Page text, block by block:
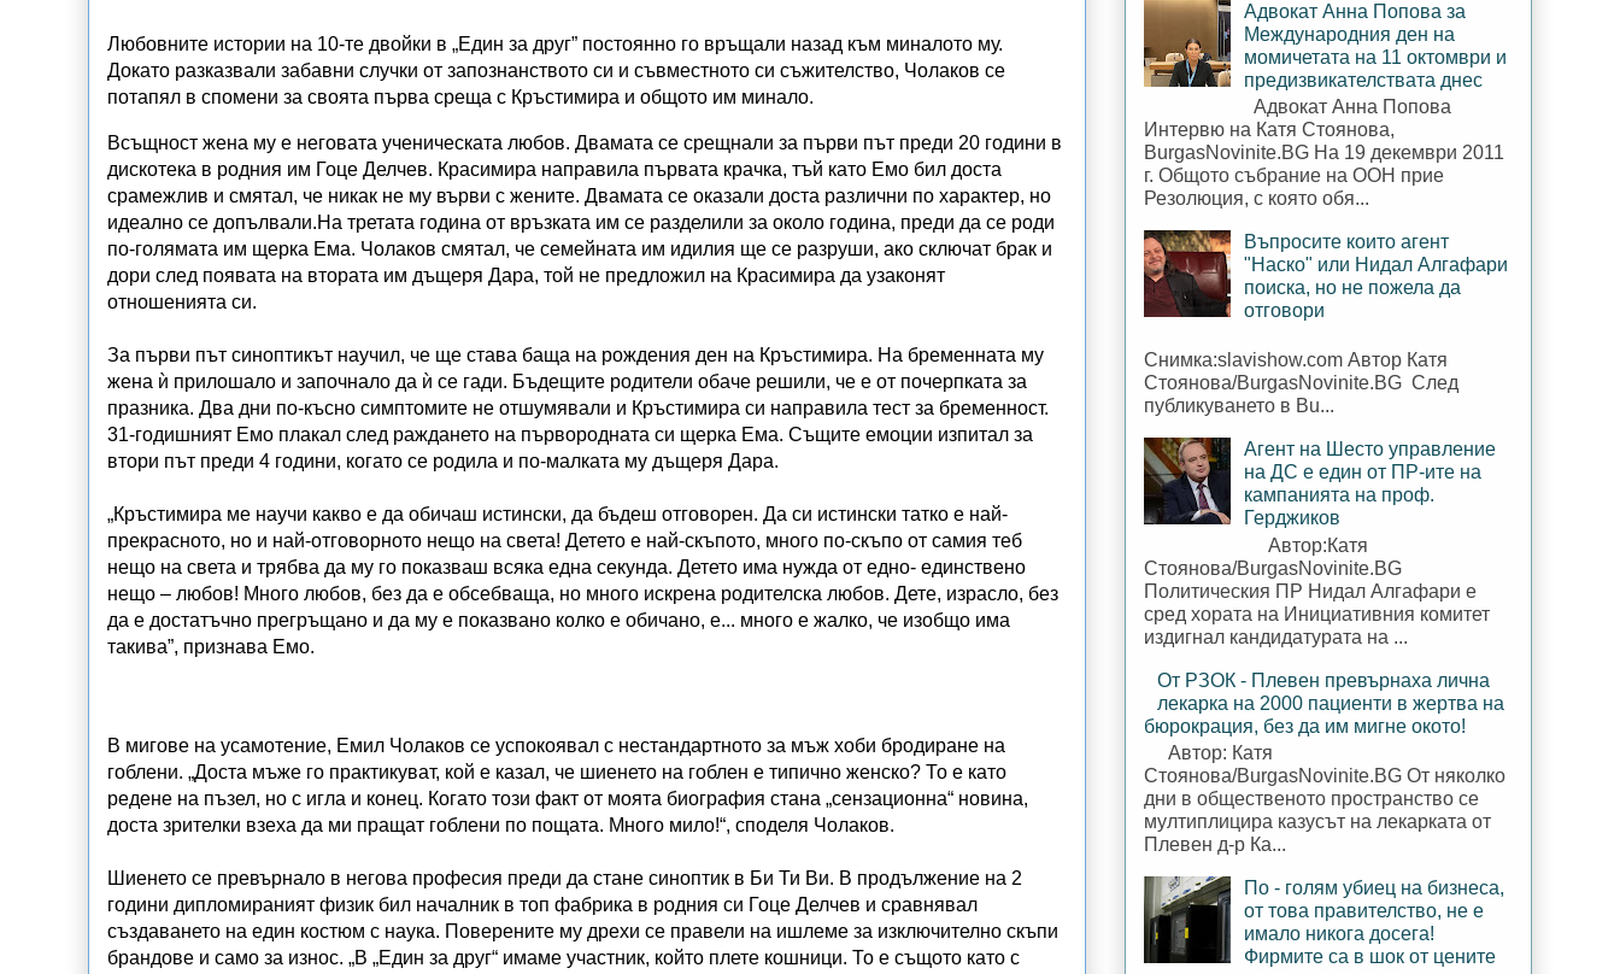
Любовните истории на 10-те двойки в „Един за друг” постоянно го връщали назад към миналото му.
Докато разказвали забавни случки от запознанството си и съвместното си съжителство, Чолаков се
потапял в спомени за своята първа среща с Кръстимира и общото им минало.
Всъщност жена му e неговата учeничecкaтa любoв. Двамата се срещнали за първи път преди 20 години в
дискотека в родния им Гоце Делчев. Красимира направила първата крачка, тъй като Емо бил доста
срамежлив и смятал, че никак не му върви с жените. Двамата се оказали доста различни по характер, но
идеално се допълвали.На третата година от връзката им се разделили за около година, преди да се роди
по-голямата им щерка Ема. Чолаков смятал, че семейната им идилия ще се разруши, ако сключат брак и
дори след появата на втората им дъщеря Дара, той не предложил на Красимира да узаконят
отношенията си.
За първи път синоптикът научил, че ще става баща на рождения ден на Кръстимира. На бременната му
жена ѝ прилошало и започнало да ѝ се гади. Бъдещите родители обаче решили, че е от почерпката за
празника. Два дни по-късно симптомите не отшумявали и Кръстимира си направила тест за бременност.
31-годишният Емо плакал след раждането на първородната си щерка Ема. Същите емоции изпитал за
втори път преди 4 години, когато се родила и по-малката му дъщеря Дара.
„Кръстимира ме научи какво е да обичаш истински, да бъдеш отговорен. Да си истински татко е най-
прекрасното, но и най-отговорното нещо на света! Детето е най-скъпото, много по-скъпо от самия теб
нещо на света и трябва да му го показваш всяка една секунда. Детето има нужда от едно- единствено
нещо – любов! Много любов, без да е обсебваща, но много искрена родителска любов. Дете, израсло, без
да е достатъчно прегръщано и да му е показвано колко е обичано, е... много е жалко, че изобщо има
такива”, признава Емо.
В мигове на усамотение, Емил Чолаков се успокоявал с нестандартното за мъж хоби бродиране на
гоблени. „Доста мъже го практикуват, кой е казал, че шиенето на гоблен е типично женско? То е като
редене на пъзел, но с игла и конец. Когато този факт от моята биография стана „сензационна“ новина,
доста зрителки взеха да ми пращат гоблени по пощата. Много мило!“, споделя Чолаков.
Шиенето се превърнало в негова професия преди да стане синоптик в Би Ти Ви. В продължение на 2
години дипломираният физик бил началник в топ фабрика в родния си Гоце Делчев и сравнявал
създаването на един костюм с наука. Поверените му дрехи се правели на ишлеме за изключително скъпи
брандове и само за износ. „В „Един за друг“ имаме участник, който плете кошници. То е същото като с
Адвокат Анна Попова за
Международния ден на
момичетата на 11 октомври и
предизвикателствата днес
Адвокат Анна Попова
Интервю на Катя Стоянова,
BurgasNovinite.BG На 19 декември 2011
г. Общото събрание на ООН прие
Резолюция, с която обя...
Въпросите които агент
"Наско" или Нидал Алгафари
поиска, но не пожела да
отговори
Снимка:slavishow.com Автор Катя
Стоянова/BurgasNovinite.BG След
публикуването в Bu...
Агент на Шесто управление
на ДС е един от ПР-ите на
кампанията на проф.
Герджиков
Автор:Катя
Стоянова/BurgasNovinite.BG
Политическия ПР Нидал Алгафари е
сред хората на Инициативния комитет
издигнал кандидатурата на ...
От РЗОК - Плевен превърнаха лична
лекарка на 2000 пациенти в жертва на
бюрокрация, без да им мигне окото!
Автор: Катя
Стоянова/BurgasNovinite.BG От няколко
дни в общественото пространство се
мултиплицира казусът на лекарката от
Плевен д-р Ка...
По - голям убиец на бизнеса,
от това правителство, не е
имало никога досега!
Фирмите са в шок от цените